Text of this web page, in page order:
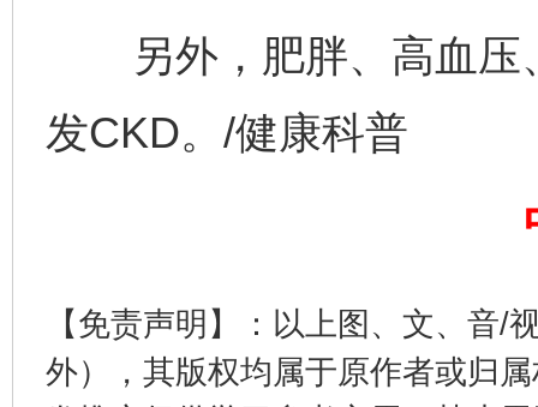
另外，肥胖、高血压
发CKD。/健康科普
【免责声明】：以上图、文、音/
外），其版权均属于原作者或归
东山县通报“牛蛙产品抗生素超标问题”